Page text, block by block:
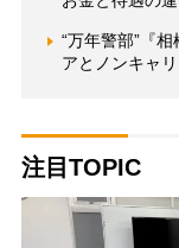
“万年警部”『
アとノンキャ
注目TOPIC